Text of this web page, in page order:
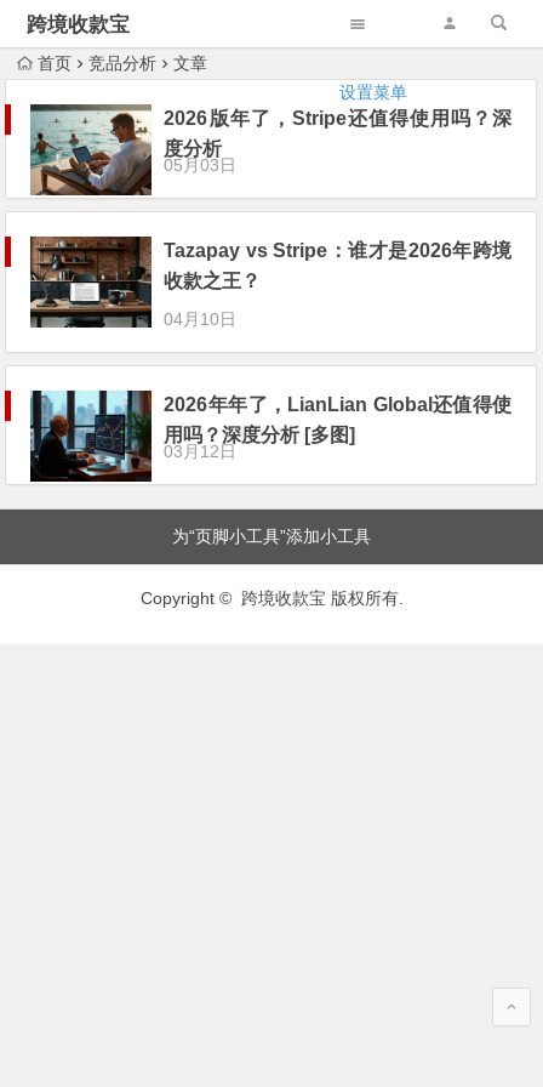
跨境收款宝
设置菜单
首页 竞品分析 文章
2026版年了，Stripe还值得使用吗？深
度分析
05月03日
Tazapay vs Stripe：谁才是2026年跨境
收款之王？
04月10日
2026年年了，LianLian Global还值得使
用吗？深度分析 [多图]
03月12日
为“页脚小工具”添加小工具
Copyright © 跨境收款宝 版权所有.